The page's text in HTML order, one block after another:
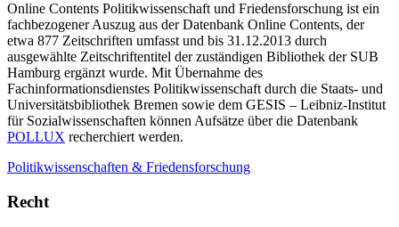
Online Contents Politikwissenschaft und Friedensforschung ist ein
fachbezogener Auszug aus der Datenbank Online Contents, der
etwa 877 Zeitschriften umfasst und bis 31.12.2013 durch
ausgewählte Zeitschriftentitel der zuständigen Bibliothek der SUB
Hamburg ergänzt wurde. Mit Übernahme des
Fachinformationsdienstes Politikwissenschaft durch die Staats- und
Universitätsbibliothek Bremen sowie dem GESIS – Leibniz-Institut
für Sozialwissenschaften können Aufsätze über die Datenbank
POLLUX recherchiert werden.
Politikwissenschaften & Friedensforschung
Recht